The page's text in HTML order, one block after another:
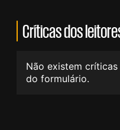
Críticas dos
Não existem
do formulário.